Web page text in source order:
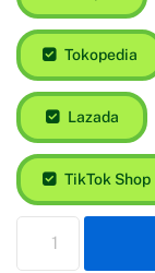
Tokopedia
Lazada
TikTok Shop